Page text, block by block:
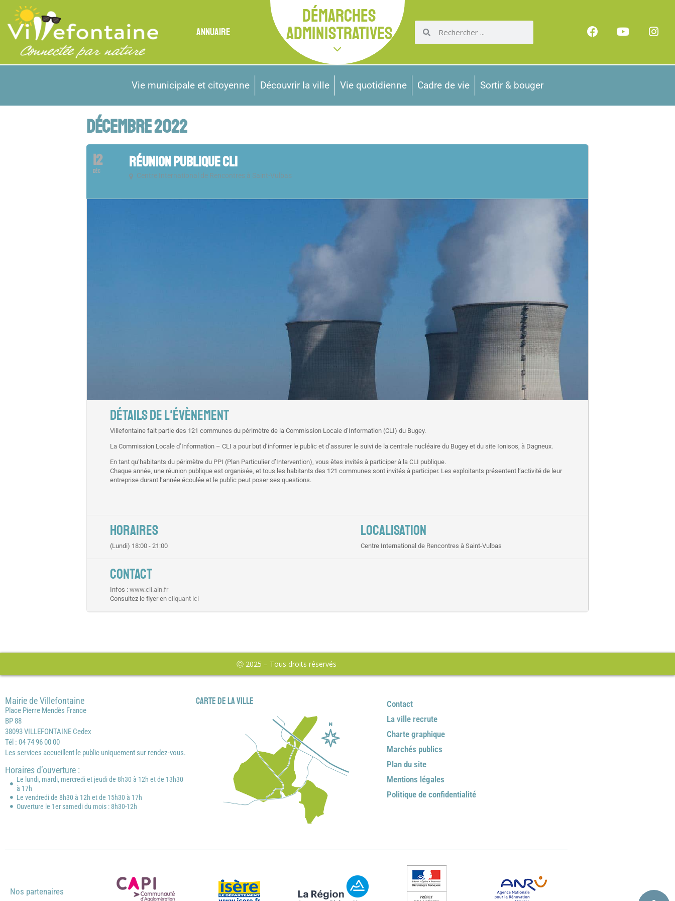
ANNUAIRE
DÉMARCHES
ADMINISTRATIVES
Vie municipale et citoyenne Découvrir la ville Vie quotidienne Cadre de vie Sortir & bouger
DÉCEMBRE 2022
12
DÉC
RÉUNION PUBLIQUE CLI
Centre International de Rencontres à Saint-Vulbas
DÉTAILS DE L'ÉVÈNEMENT
Villefontaine fait partie des 121 communes du périmètre de la Commission Locale d’Information (CLI) du Bugey.
La Commission Locale d’Information – CLI a pour but d’informer le public et d’assurer le suivi de la centrale nucléaire du Bugey et du site Ionisos, à Dagneux.
En tant qu’habitants du périmètre du PPI (Plan Particulier d’Intervention), vous êtes invités à participer à la CLI publique.
Chaque année, une réunion publique est organisée, et tous les habitants des 121 communes sont invités à participer. Les exploitants présentent l’activité de leur
entreprise durant l’année écoulée et le public peut poser ses questions.
HORAIRES
(Lundi) 18:00 - 21:00
LOCALISATION
Centre International de Rencontres à Saint-Vulbas
CONTACT
Infos : www.cli.ain.fr
Consultez le flyer en cliquant ici
Ⓒ 2025 – Tous droits réservés
Mairie de Villefontaine
Place Pierre Mendès France
BP 88
38093 VILLEFONTAINE Cedex
Tél : 04 74 96 00 00
Les services accueillent le public uniquement sur rendez-vous.
Horaires d’ouverture :
Le lundi, mardi, mercredi et jeudi de 8h30 à 12h et de 13h30
à 17h
Le vendredi de 8h30 à 12h et de 15h30 à 17h
Ouverture le 1er samedi du mois : 8h30-12h
Carte de la ville
Contact
La ville recrute
Charte graphique
Marchés publics
Plan du site
Mentions légales
Politique de confidentialité
Nos partenaires